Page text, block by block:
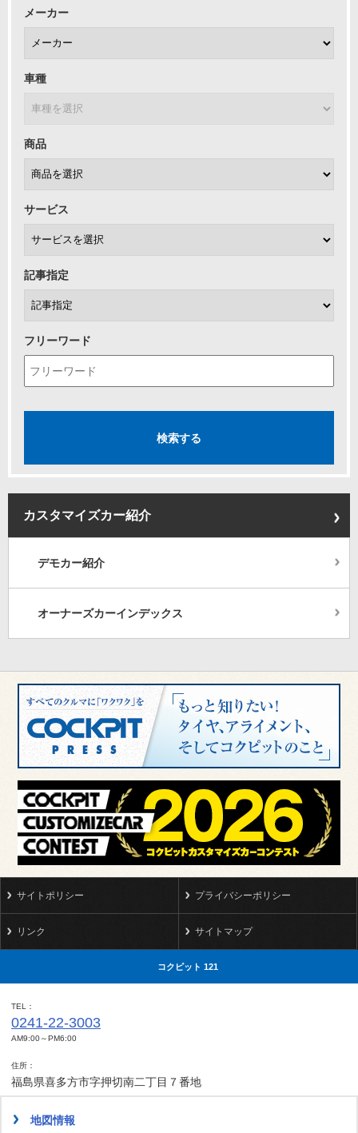
メーカー
車種
商品
サービス
記事指定
フリーワード
カスタマイズカー紹介
デモカー紹介
オーナーズカーインデックス
サイトポリシー プライバシーポリシー
リンク サイトマップ
コクピット 121
TEL
0241-22-3003
AM9:00～PM6:00
住所
福島県喜多方市字押切南二丁目７番地
地図情報